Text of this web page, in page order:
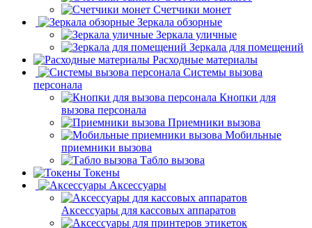
Счетчики монет
Зеркала обзорные
Зеркала уличные
Зеркала для помещений
Расходные материалы
Системы вызова
персонала
Кнопки для
вызова персонала
Приемники вызова
Мобильные
приемники вызова
Табло вызова
Токены
Аксессуары
Аксессуары для кассовых аппаратов